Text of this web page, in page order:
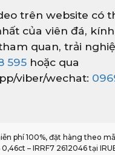
trên website có
của viên đá,
quan, trải
595 hoặc qua
viber/wechat:
phí 100%, đặt hàng theo
– IRRF7 2612046 tại